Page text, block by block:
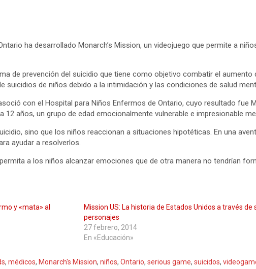
ha desarrollado Monarch’s Mission, un videojuego que permite a
de prevención del suicidio que tiene como objetivo combatir el
suicidios de niños debido a la intimidación y las condiciones de salud
con el Hospital para Niños Enfermos de Ontario, cuyo resultado fue
12 años, un grupo de edad emocionalmente vulnerable e impresionable
sino que los niños reaccionan a situaciones hipotéticas. En una
ayudar a resolverlos.
a los niños alcanzar emociones que de otra manera no tendrían
y «mata» al
Mission US: La historia de Estados Unidos a través de
personajes
27 febrero, 2014
En «Educación»
, médicos, Monarch's Mission, niños, Ontario, serious game, suicidos,